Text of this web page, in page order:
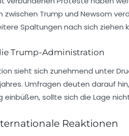
zwischen Trump und Newsom
Spaltungen nach sich ziehen
Trump-Administration
sieht sich zunehmend unter
Umfragen deuten darauf
sollte sich die Lage
Reaktionen